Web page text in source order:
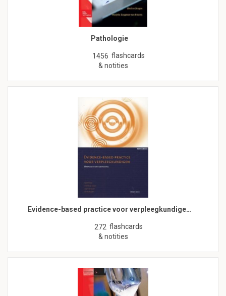
Pathologie
1456 flashcards
& notities
Evidence-based practice voor verpleegkundige…
272 flashcards
& notities